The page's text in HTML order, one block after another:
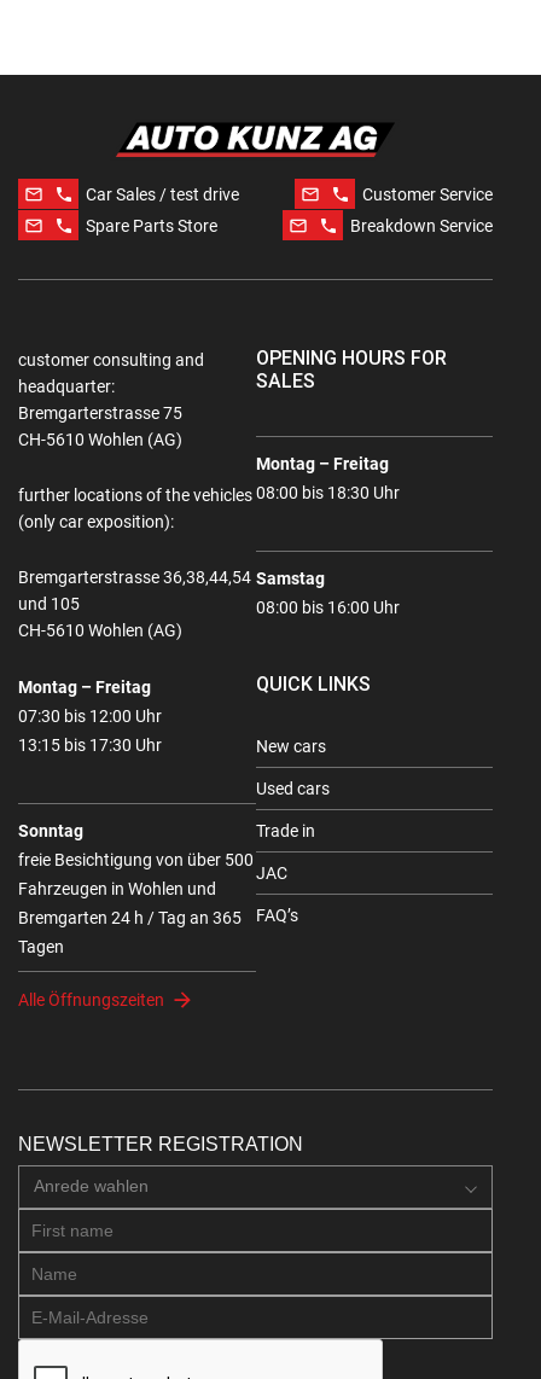
mail_outline phone Car Sales / test drive mail_outline phone
Customer Service
mail_outline
phone Spare Parts Store mail_outline phone Breakdown Service
customer consulting and
headquarter:
Bremgarterstrasse 75
CH-5610 Wohlen (AG)
further locations of the vehicles
(only car exposition):
Bremgarterstrasse 36,38,44,54
und 105
CH-5610 Wohlen (AG)
OPENING HOURS FOR
SALES
Montag – Freitag
08:00 bis 18:30 Uhr
Samstag
08:00 bis 16:00 Uhr
Montag – Freitag
07:30 bis 12:00 Uhr
13:15 bis 17:30 Uhr
Sonntag
freie Besichtigung von über 500
Fahrzeugen in Wohlen und
Bremgarten 24 h / Tag an 365
Tagen
Alle Öffnungszeiten
QUICK LINKS
New cars
Used cars
Trade in
JAC
FAQ’s
NEWSLETTER REGISTRATION
Anrede wahlen